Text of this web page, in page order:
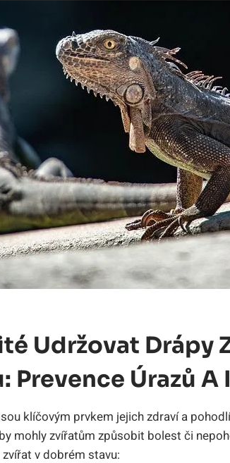
Udržovat Drápy
Prevence Úrazů A
klíčovým prvkem jejich zdraví a
mohly zvířatům způsobit bolest či
v dobrém stavu: